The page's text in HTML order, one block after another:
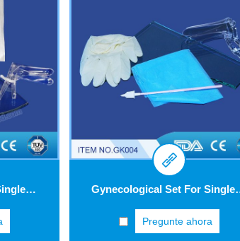
Gynecological Set For Single Use GK001
Pregunte ahora